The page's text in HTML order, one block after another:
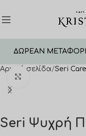
ΔΩΡΕΑΝ
Αρχική σελίδα Seri Care
Seri Ψυχρή